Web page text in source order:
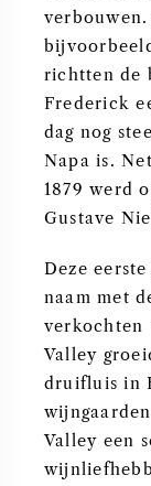
richtten de
Frederick
dag nog
Napa is.
1879 werd
Gustave
Deze
naam met
verkochten
Valley
druifluis in
Valley een